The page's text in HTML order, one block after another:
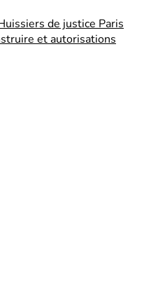
de justice Paris
et autorisations